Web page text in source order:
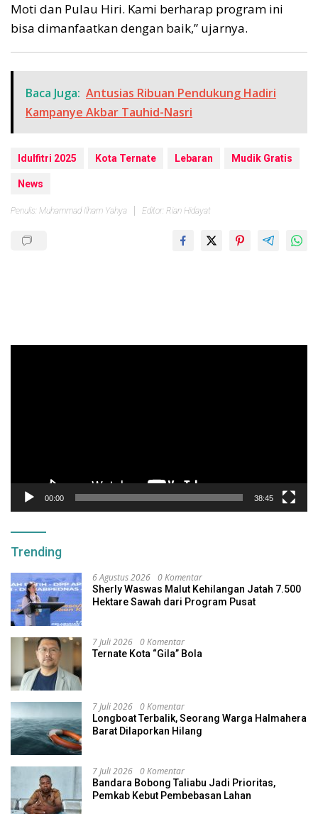
Moti dan Pulau Hiri. Kami berharap program ini
bisa dimanfaatkan dengan baik,” ujarnya.
Baca Juga: Antusias Ribuan Pendukung Hadiri
Kampanye Akbar Tauhid-Nasri
Idulfitri 2025 Kota Ternate Lebaran Mudik Gratis
News
Penulis: Muhammad Ilham Yahya Editor: Rian Hidayat
00:00 38:45
Trending
6 Agustus 2026 0 Komentar
Sherly Waswas Malut Kehilangan Jatah 7.500
Hektare Sawah dari Program Pusat
7 Juli 2026 0 Komentar
Ternate Kota “Gila” Bola
7 Juli 2026 0 Komentar
Longboat Terbalik, Seorang Warga Halmahera
Barat Dilaporkan Hilang
7 Juli 2026 0 Komentar
Bandara Bobong Taliabu Jadi Prioritas,
Pemkab Kebut Pembebasan Lahan